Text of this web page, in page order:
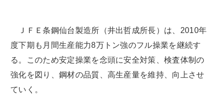
ＪＦＥ条鋼仙台製造所（井出哲成所長）は、2010年
度下期も月間生産能力8万トン強のフル操業を継続す
る。このため安定操業を念頭に安全対策、検査体制の
強化を図り、鋼材の品質、高生産量を維持、向上させ
ていく。